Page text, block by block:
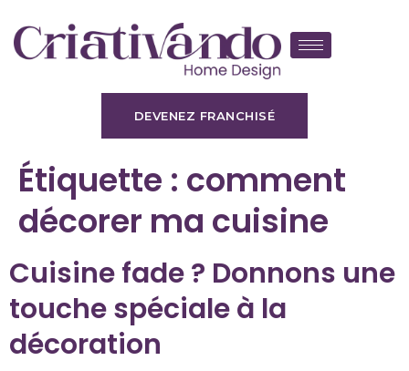
DEVENEZ FRANCHISÉ
Étiquette : comment
décorer ma cuisine
Cuisine fade ? Donnons une
touche spéciale à la
décoration